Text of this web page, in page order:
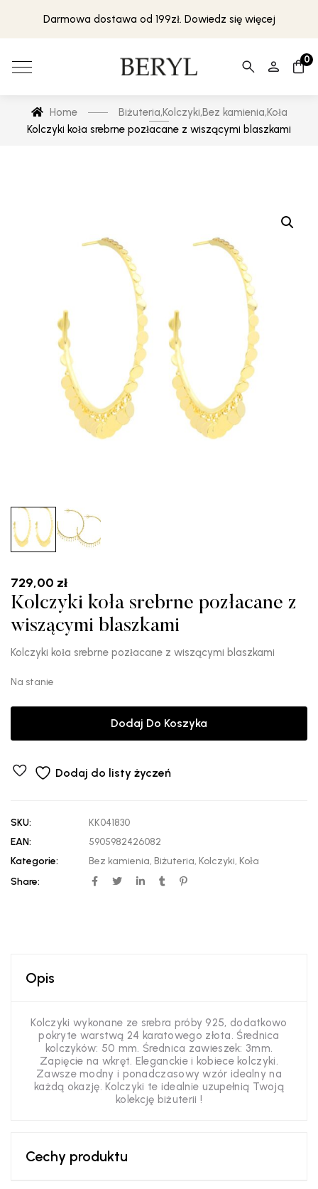
Darmowa dostawa od 199zł. Dowiedz się więcej
0
Home Biżuteria,Kolczyki,Bez kamienia,Koła
Kolczyki koła srebrne pozłacane z wiszącymi blaszkami
729,00 zł
Kolczyki koła srebrne pozłacane z
wiszącymi blaszkami
Kolczyki koła srebrne pozłacane z wiszącymi blaszkami
Na stanie
Dodaj Do Koszyka
Dodaj do listy życzeń
SKU:
KK041830
EAN:
5905982426082
Kategorie:
Bez kamienia, Biżuteria, Kolczyki, Koła
Share:
Opis
Kolczyki wykonane ze srebra próby 925, dodatkowo
pokryte warstwą 24 karatowego złota. Średnica
kolczyków: 50 mm. Średnica zawieszek: 3mm.
Zapięcie na wkręt. Eleganckie i kobiece kolczyki.
Zawsze modny i ponadczasowy wzór idealny na
każdą okazję. Kolczyki te idealnie uzupełnią Twoją
kolekcję biżuterii !
Cechy produktu